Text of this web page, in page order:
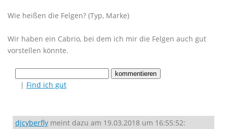
Wie heißen die Felgen? (Typ, Marke)
Wir haben ein Cabrio, bei dem ich mir die Felgen auch gut
vorstellen könnte.
| Find ich gut
djcyberfly meint dazu am 19.03.2018 um 16:55:52: